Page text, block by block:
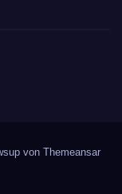
von Themeansar